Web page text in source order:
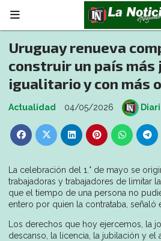
Uruguay renueva
construir un país más
igualitario y con más
Actualidad 04/05/2026
La celebración del 1.° de mayo se
trabajadoras y trabajadores de limitar
que el tiempo de una persona no
entero por quien la contrataba, señaló
Los derechos que hoy ejercemos, la
descanso, la licencia, la jubilación y el